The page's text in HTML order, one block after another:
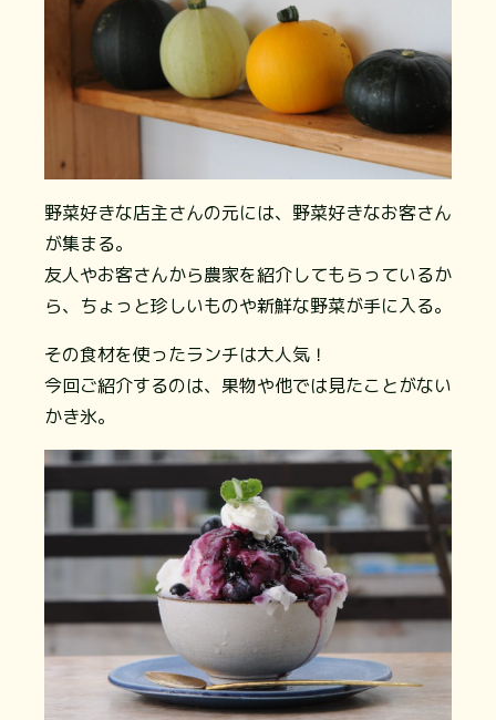
野菜好きな店主さんの元には、野菜好きなお客さん
が集まる。
友人やお客さんから農家を紹介してもらっているか
ら、ちょっと珍しいものや新鮮な野菜が手に入る。
その食材を使ったランチは大人気！
今回ご紹介するのは、果物や他では見たことがない
かき氷。